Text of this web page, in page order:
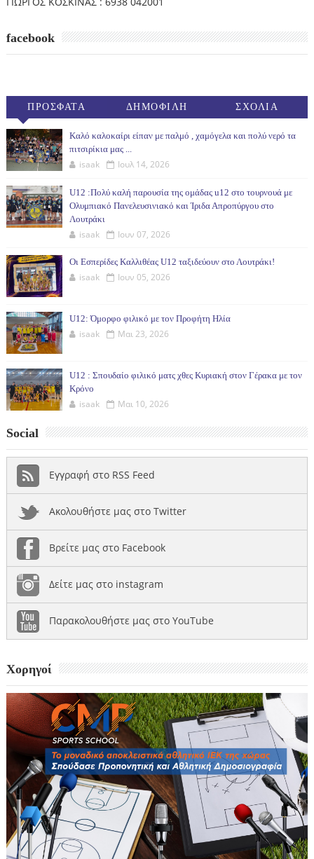
facebook
ΠΡΟΣΦΑΤΑ ΔΗΜΟΦΙΛΗ ΣΧΟΛΙΑ
Καλό καλοκαίρι είπαν με παλμό , χαμόγελα και πολύ νερό τα
πιτσιρίκια μας ...
isaak Ιουλ 14, 2026
U12 :Πολύ καλή παρουσία της ομάδας u12 στο τουρνουά με
Ολυμπιακό Πανελευσινιακό και Ίριδα Απροπύργου στο
Λουτράκι
isaak Ιουν 07, 2026
Οι Εσπερίδες Καλλιθέας U12 ταξιδεύουν στο Λουτράκι!
isaak Ιουν 05, 2026
U12: Όμορφο φιλικό με τον Προφήτη Ηλία
isaak Μαι 23, 2026
U12 : Σπουδαίο φιλικό ματς χθες Κυριακή στον Γέρακα με τον
Κρόνο
isaak Μαι 10, 2026
Social
Εγγραφή στο RSS Feed
Ακολουθήστε μας στο Twitter
Βρείτε μας στο Facebook
Δείτε μας στο instagram
Παρακολουθήστε μας στο YouTube
Χορηγοί